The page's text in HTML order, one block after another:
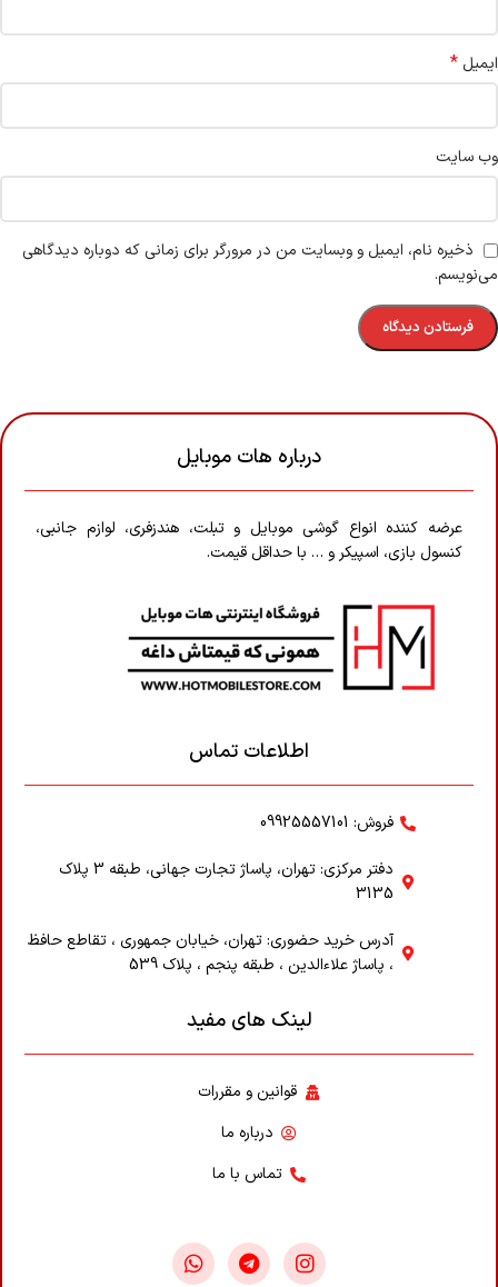
ایمیل *
وب‌ سایت
ذخیره نام، ایمیل و وبسایت من در مرورگر برای زمانی که دوباره دیدگاهی
می‌نویسم.
درباره هات موبایل
عرضه کننده انواع گوشی موبایل و تبلت، هندزفری، لوازم جانبی،
کنسول بازی، اسپیکر و … با حداقل قیمت.
اطلاعات تماس
فروش: 09925557101
دفتر مرکزی: تهران، پاساژ تجارت جهانی، طبقه 3 پلاک
3135
آدرس خرید حضوری: تهران، خیابان جمهوری ، تقاطع حافظ
، پاساژ علاء‌الدین ، طبقه پنجم ، پلاک 539
لینک های مفید
قوانین و مقررات
درباره ما
تماس با ما